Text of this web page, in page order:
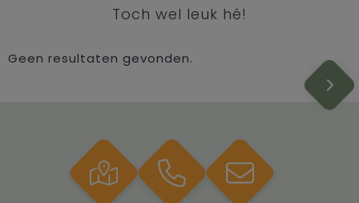
Toch wel leuk hé!
Geen resultaten gevonden.